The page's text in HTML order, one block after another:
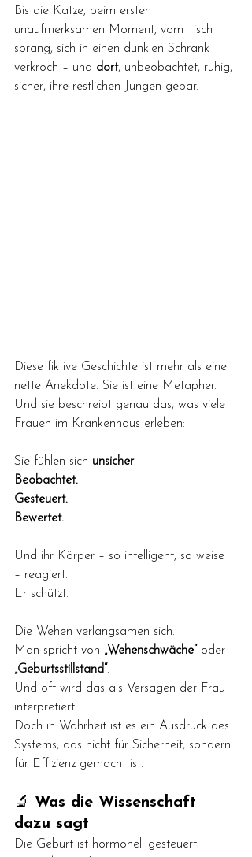
Bis die Katze, beim ersten
unaufmerksamen Moment, vom Tisch
sprang, sich in einen dunklen Schrank
verkroch – und dort, unbeobachtet, ruhig,
sicher, ihre restlichen Jungen gebar.
Diese fiktive Geschichte ist mehr als eine
nette Anekdote. Sie ist eine Metapher.
Und sie beschreibt genau das, was viele
Frauen im Krankenhaus erleben:
Sie fühlen sich unsicher.
Beobachtet.
Gesteuert.
Bewertet.
Und ihr Körper – so intelligent, so weise
– reagiert.
Er schützt.
Die Wehen verlangsamen sich.
Man spricht von „Wehenschwäche“
oder
„Geburtsstillstand“ .
Und oft wird das als Versagen der Frau
interpretiert.
Doch in Wahrheit ist es ein Ausdruck des
Systems, das nicht für Sicherheit, sondern
für Effizienz gemacht ist.
🔬 Was die Wissenschaft
dazu sagt
Die Geburt ist hormonell gesteuert.